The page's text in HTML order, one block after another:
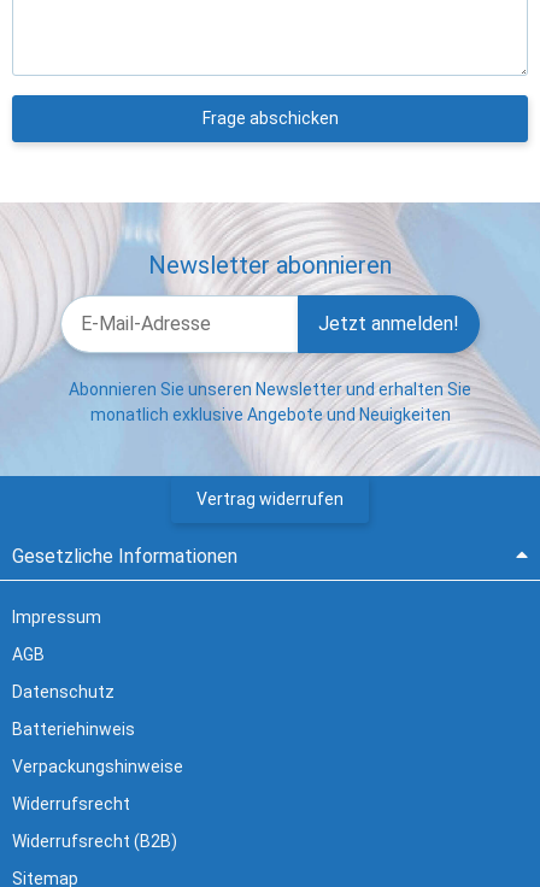
Frage abschicken
Newsletter abonnieren
Jetzt anmelden!
Abonnieren Sie unseren Newsletter und erhalten Sie
monatlich exklusive Angebote und Neuigkeiten
Vertrag widerrufen
Gesetzliche Informationen
Impressum
AGB
Datenschutz
Batteriehinweis
Verpackungshinweise
Widerrufsrecht
Widerrufsrecht (B2B)
Sitemap